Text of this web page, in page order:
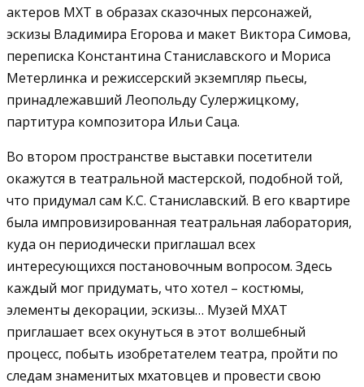
актеров МХТ в образах сказочных персонажей,
эскизы Владимира Егорова и макет Виктора Симова,
переписка Константина Станиславского и Мориса
Метерлинка и режиссерский экземпляр пьесы,
принадлежавший Леопольду Сулержицкому,
партитура композитора Ильи Саца.
Во втором пространстве выставки посетители
окажутся в театральной мастерской, подобной той,
что придумал сам К.С. Станиславский. В его квартире
была импровизированная театральная лаборатория,
куда он периодически приглашал всех
интересующихся постановочным вопросом. Здесь
каждый мог придумать, что хотел – костюмы,
элементы декорации, эскизы… Музей МХАТ
приглашает всех окунуться в этот волшебный
процесс, побыть изобретателем театра, пройти по
следам знаменитых мхатовцев и провести свою